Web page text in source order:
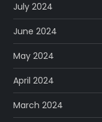
July 2024
June 2024
May 2024
April 2024
March 2024